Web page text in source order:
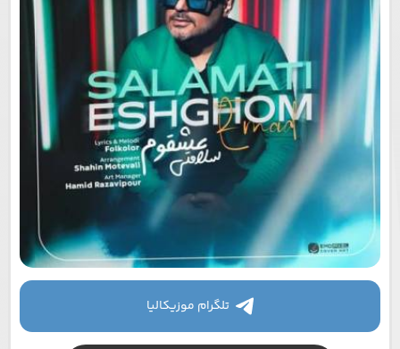
تلگرام موزیکالیا